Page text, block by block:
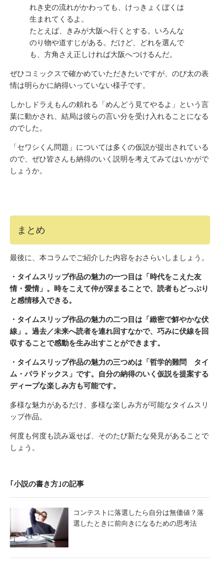
れき史の流れがかわっても、けっきょくぼくは
生まれてくるよ。
たとえば、きみが大阪へ行くとする。いろんな
のり物や道すじがある。だけど、どれを選んで
も、方角さえ正しければ大阪へつけるんだ。
ぜひコミックスで確かめていただきたいですが、のび太の表
情は明らかに納得いっていない様子です。
しかしドラえもんの頼れる「めんどう見てやるよ」という言
葉に動かされ、結局は彼らの言い分を受け入れることになる
のでした。
「セワシくん問題」については多くの仮説が提出されている
ので、ぜひ皆さんも納得のいく説明を考えてみてはいかがで
しょうか。
まとめ
最後に、本コラムでご紹介した内容をおさらいしましょう。
・タイムスリップ作品の魅力の一つ目は「時代をこえた友
情・愛情」。時をこえて仲が深まることで、読者もどっぷり
と感情移入できる。
・タイムスリップ作品の魅力の二つ目は「緻密で鮮やかな伏
線」。過去／未来へ読者を連れ回すなかで、巧みに伏線を回
収することで感動を生み出すことができます。
・タイムスリップ作品の魅力の三つめは「哲学的難問 タイ
ム・パラドックス」です。自分の納得のいく仮説を提案する
ディープな楽しみ方も可能です。
多様な魅力があるだけ、多様な楽しみ方が可能なタイムスリ
ップ作品。
何度も何度も読み返せば、そのたび新たな発見があることで
しょう。
｢小説の書き方｣の記事
コンテストに落選したら自分は無価値？落
選したときに前向きになるための思考法